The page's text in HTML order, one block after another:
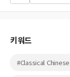
찾기
키워드
#Classical